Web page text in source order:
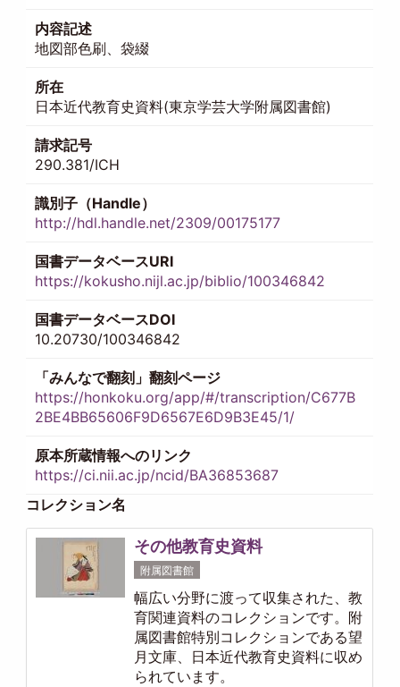
内容記述
地図部色刷、袋綴
所在
日本近代教育史資料(東京学芸大学附属図書館)
請求記号
290.381/ICH
識別子（Handle）
http://hdl.handle.net/2309/00175177
国書データベースURI
https://kokusho.nijl.ac.jp/biblio/100346842
国書データベースDOI
10.20730/100346842
「みんなで翻刻」翻刻ページ
https://honkoku.org/app/#/transcription/C677B
2BE4BB65606F9D6567E6D9B3E45/1/
原本所蔵情報へのリンク
https://ci.nii.ac.jp/ncid/BA36853687
コレクション名
その他教育史資料
附属図書館
幅広い分野に渡って収集された、教
育関連資料のコレクションです。附
属図書館特別コレクションである望
月文庫、日本近代教育史資料に収め
られています。